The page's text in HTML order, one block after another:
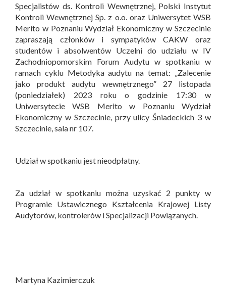
Specjalistów ds. Kontroli Wewnętrznej, Polski Instytut
Kontroli Wewnętrznej Sp. z o.o. oraz Uniwersytet WSB
Merito w Poznaniu Wydział Ekonomiczny w Szczecinie
zapraszają członków i sympatyków CAKW oraz
studentów i absolwentów Uczelni do udziału w IV
Zachodniopomorskim Forum Audytu w spotkaniu w
ramach cyklu Metodyka audytu na temat: „Zalecenie
jako produkt audytu wewnętrznego” 27 listopada
(poniedziałek) 2023 roku o godzinie 17:30 w
Uniwersytecie WSB Merito w Poznaniu Wydział
Ekonomiczny w Szczecinie, przy ulicy Śniadeckich 3 w
Szczecinie, sala nr 107.
Udział w spotkaniu jest nieodpłatny.
Za udział w spotkaniu można uzyskać 2 punkty w
Programie Ustawicznego Kształcenia Krajowej Listy
Audytorów, kontrolerów i Specjalizacji Powiązanych.
Martyna Kazimierczuk